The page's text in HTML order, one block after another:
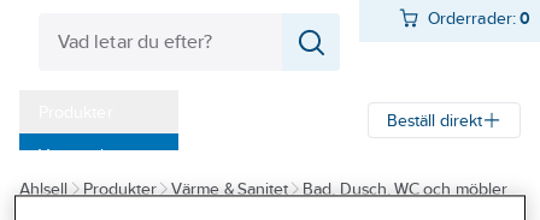
Orderrader:0
Varumärken
Kampanjer
Beställ direkt
Ahlsell Produkter Värme & Sanitet
Bad, Dusch, WC och möbler